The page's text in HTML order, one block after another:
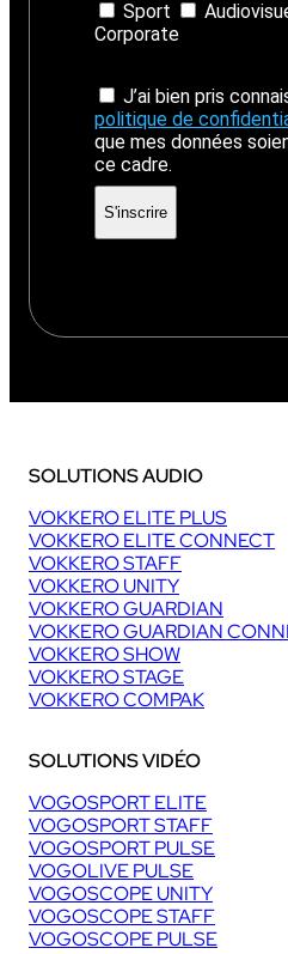
Sport
Corporate
J’ai bien pris
politique de
que mes données
ce cadre.
SOLUTIONS AUDIO
VOKKERO ELITE PLUS
VOKKERO ELITE CONNECT
VOKKERO STAFF
VOKKERO UNITY
VOKKERO GUARDIAN
VOKKERO GUARDIAN
VOKKERO SHOW
VOKKERO STAGE
VOKKERO COMPAK
SOLUTIONS VIDÉO
VOGOSPORT ELITE
VOGOSPORT STAFF
VOGOSPORT PULSE
VOGOLIVE PULSE
VOGOSCOPE UNITY
VOGOSCOPE STAFF
VOGOSCOPE PULSE